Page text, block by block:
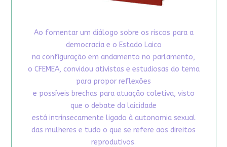
Ao fomentar um diálogo sobre os riscos para a
democracia e o Estado Laico
na configuração em andamento no parlamento,
o CFEMEA, convidou ativistas e estudiosas do tema
para propor reflexões
e possíveis brechas para atuação coletiva, visto
que o debate da laicidade
está intrinsecamente ligado à autonomia sexual
das mulheres e tudo o que se refere aos direitos
reprodutivos.